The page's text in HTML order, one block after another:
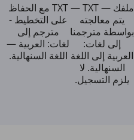
ملفك — TXT —
يتم معالجته
بواسطة مترجمنا
إلى لغات:
العربية إلى اللغة
السنهالية. لا
يلزم التسجيل.
TXT مع الحفاظ
على التخطيط -
مترجم إلى
لغات: العربية —
اللغة السنهالية.